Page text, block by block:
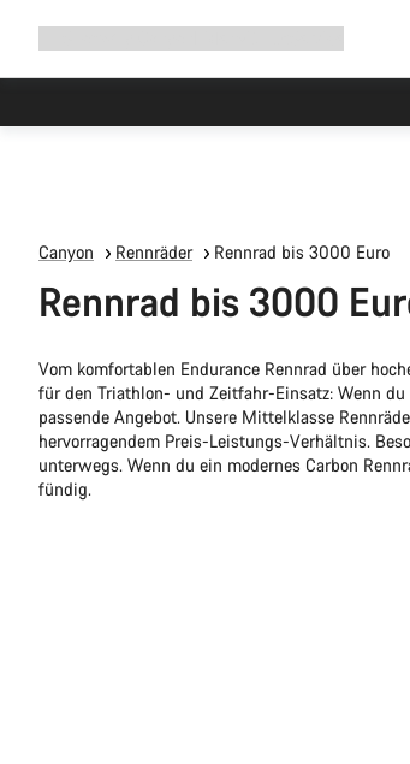
Canyon Rennräder Rennrad bis 3000 Euro
Rennrad bis 3000
Vom komfortablen Endurance Rennrad über
für den Triathlon- und Zeitfahr-Einsatz: Wenn
passende Angebot. Unsere Mittelklasse
hervorragendem Preis-Leistungs-Verhältnis.
unterwegs. Wenn du ein modernes Carbon
fündig.